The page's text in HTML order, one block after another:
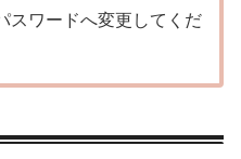
スワードへ変更してくだ